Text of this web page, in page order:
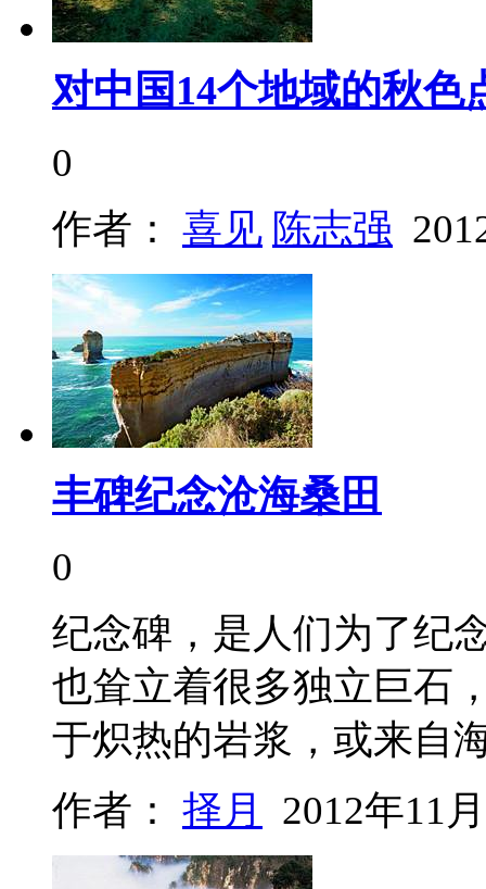
对中国14个地域的秋色
0
作者： 喜见 陈志强
丰碑纪念沧海桑田
0
纪念碑，是人们为了纪
也耸立着很多独立巨石
于炽热的岩浆，或来
作者： 择月 2012年11